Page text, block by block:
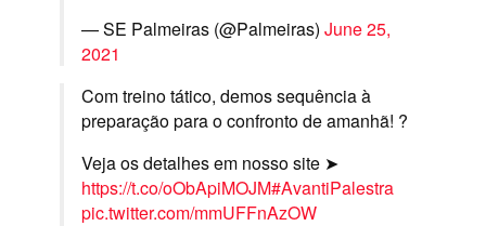
— SE Palmeiras (@Palmeiras) June 25,
2021
Com treino tático, demos sequência à
preparação para o confronto de amanhã! ?
Veja os detalhes em nosso site ➤
https://t.co/oObApiMOJM#AvantiPalestra
pic.twitter.com/mmUFFnAzOW